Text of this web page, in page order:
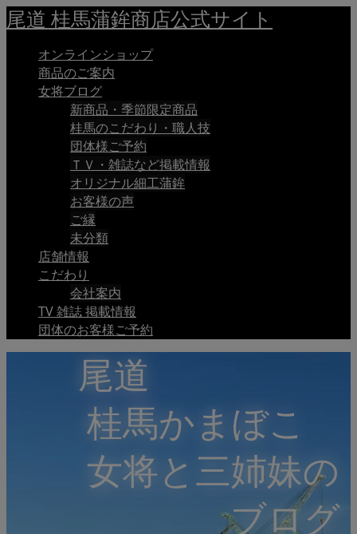
尾道 桂馬蒲鉾商店公式サイト
オンラインショップ
商品のご案内
女将ブログ
新商品・季節限定商品
桂馬のこだわり・職人技
団体様ご予約
ＴＶ・雑誌など掲載情報
オリジナル細工蒲鉾
お客様の声
ご縁
未分類
店舗情報
こだわり
会社案内
TV 雑誌 掲載情報
団体のお客様ご予約
尾道
桂馬かまぼこ
女将と三姉妹の
ブログ